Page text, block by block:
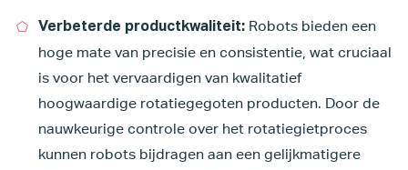
Verbeterde productkwaliteit:Robots bieden een
hoge mate van precisie en consistentie, wat cruciaal
is voor het vervaardigen van kwalitatief
hoogwaardige rotatiegegoten producten. Door de
nauwkeurige controle over het rotatiegietproces
kunnen robots bijdragen aan een gelijkmatigere